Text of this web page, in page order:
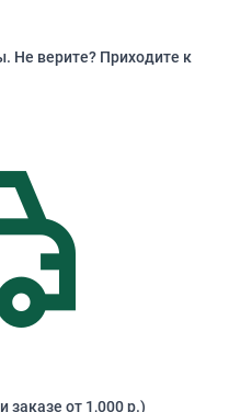
Не верите? Приходите к
заказе от 1,000 р.)